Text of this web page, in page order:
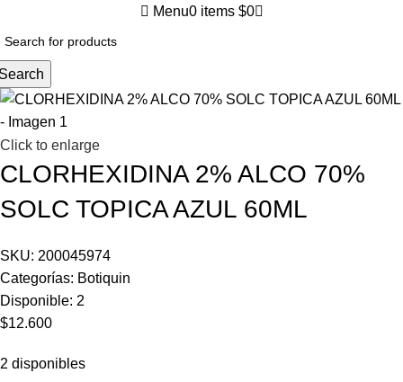
Menu0 items $0
Click to enlarge
CLORHEXIDINA 2% ALCO 70%
SOLC TOPICA AZUL 60ML
SKU: 200045974
Categorías: Botiquin
Disponible: 2
$12.600
2 disponibles